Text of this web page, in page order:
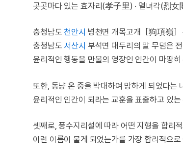
곳곳마다 있는 효자리(孝子里) · 열녀각(烈女
충청남도 천안시 병천면 개목고개［狗項嶺］
충청남도 서산시 부석면 대두리의 말 무덤은
윤리적인 행동을 만물의 영장인 인간이 마땅
또한, 동냥 온 중을 박대하여 망하게 되었다는
윤리적인 인간이 되라는 교훈을 표출하고 있는
셋째로, 풍수지리설에 따라 어떤 지형을 합리
이런 이름이 붙게 되었는가를 가장 합리적으